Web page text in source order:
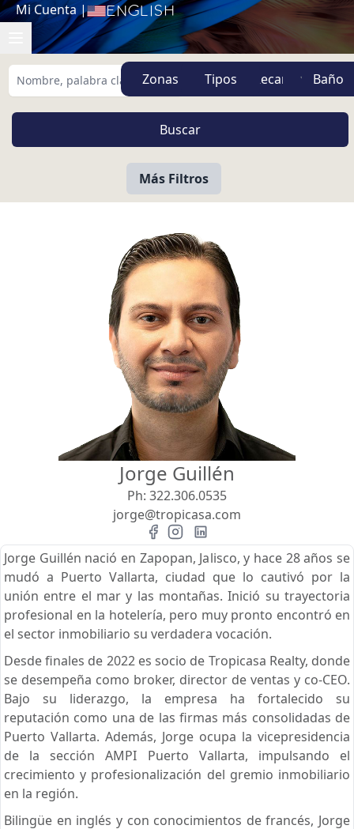
Mi Cuenta | English
Zonas Tipos
Más Filtros
Vista
Pie de Playa Buscar usando:
MXN
Menor Precio Primero
Jorge Guillén
Ph: 322.306.0535
jorge@tropicasa.com
Jorge Guillén nació en Zapopan, Jalisco, y hace 28 años se
mudó a Puerto Vallarta, ciudad que lo cautivó por la
unión entre el mar y las montañas. Inició su trayectoria
profesional en la hotelería, pero muy pronto encontró en
el sector inmobiliario su verdadera vocación.
Desde finales de 2022 es socio de Tropicasa Realty, donde
se desempeña como broker, director de ventas y co-CEO.
Bajo su liderazgo, la empresa ha fortalecido su
reputación como una de las firmas más consolidadas de
Puerto Vallarta. Además, Jorge ocupa la vicepresidencia
de la sección AMPI Puerto Vallarta, impulsando el
crecimiento y profesionalización del gremio inmobiliario
en la región.
Bilingüe en inglés y con conocimientos de francés, Jorge